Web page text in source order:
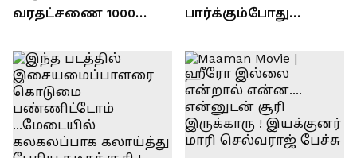
வரதட்சணை 1000
ரொக்கம் எவ்வளவு
தெரியுமா?
பார்க்கும்போது
இருக்கிறது !
லோகேஷ் கனகராஜ்
பேச்சு !